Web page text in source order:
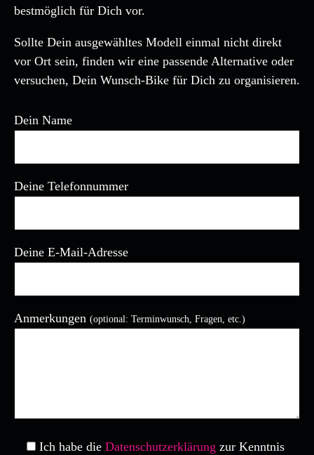
bestmöglich für Dich vor.
Sollte Dein ausgewähltes Modell einmal nicht direkt
vor Ort sein, finden wir eine passende Alternative oder
versuchen, Dein Wunsch-Bike für Dich zu organisieren.
Dein Name
Deine Telefonnummer
Deine E-Mail-Adresse
Bitte lasse dieses Feld leer.
Anmerkungen (optional: Terminwunsch, Fragen, etc.)
Ich habe die Datenschutzerklärung zur Kenntnis